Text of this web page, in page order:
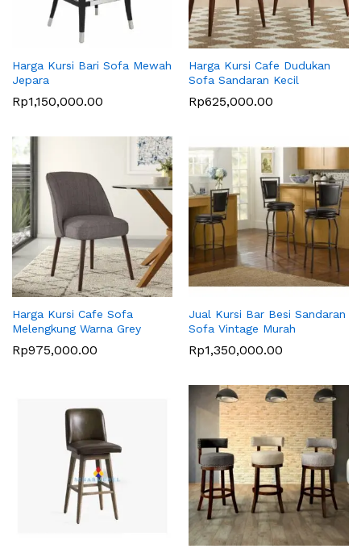
Harga Kursi Bari Sofa Mewah
Jepara
Rp1,150,000.00
Harga Kursi Cafe Dudukan
Sofa Sandaran Kecil
Rp625,000.00
Harga Kursi Cafe Sofa
Melengkung Warna Grey
Rp975,000.00
Jual Kursi Bar Besi Sandaran
Sofa Vintage Murah
Rp1,350,000.00